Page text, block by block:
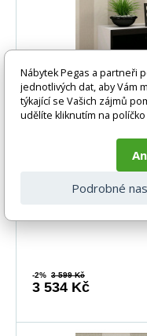
TV komoda
TV komoda VIGO 180
-2% 3 599 Kč
3 534 Kč
Nábytek Pegas a partneři
jednotlivých dat, aby Vám
týkající se Vašich zájmů
udělíte kliknutím na
Podrobné